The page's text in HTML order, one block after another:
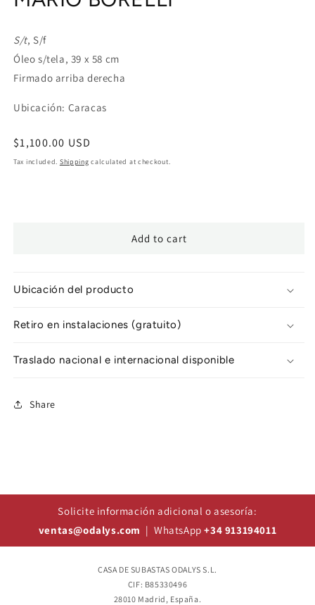
modal
S/t, S/f
Óleo s/tela, 39 x 58 cm
Firmado arriba derecha
Ubicación: Caracas
Regular
price
$1,100.00 USD
Tax included. Shipping calculated at checkout.
Add to cart
Ubicación del producto
Retiro en instalaciones (gratuito)
Traslado nacional e internacional disponible
Share
Solicite información adicional o asesoría:
ventas@odalys.com | WhatsApp+34 913194011
CASA DE SUBASTAS ODALYS S.L.
CIF: B85330496
28010 Madrid, España.